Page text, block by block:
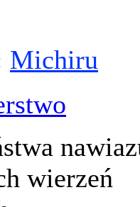
Michiru
wierzeń